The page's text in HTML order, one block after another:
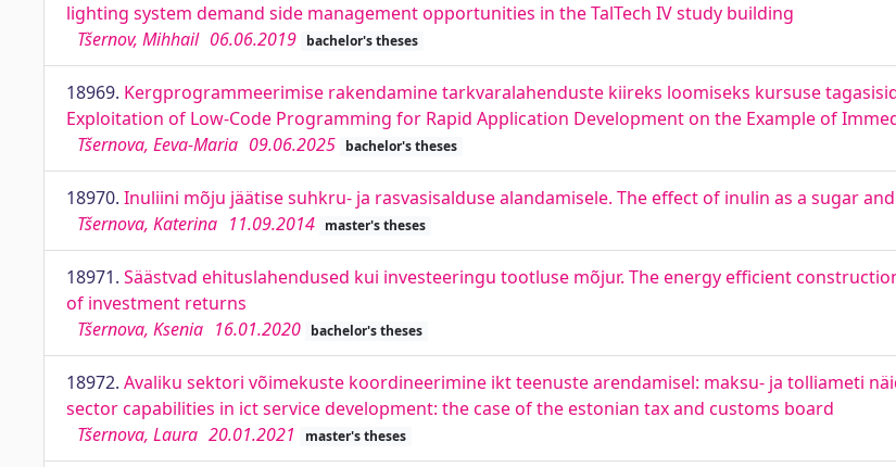
lighting system demand side management opportunities in the TalTech IV study building
Tšernov, Mihhail 06.06.2019 bachelor's theses
18969. Kergprogrammeerimise rakendamine tarkvaralahenduste kiireks loomiseks kursuse
Exploitation of Low-Code Programming for Rapid Application Development on the Example of
Tšernova, Eeva-Maria 09.06.2025 bachelor's theses
18970. Inuliini mõju jäätise suhkru- ja rasvasisalduse alandamisele. The effect of inulin as a sugar
Tšernova, Katerina 11.09.2014 master's theses
18971. Säästvad ehituslahendused kui investeeringu tootluse mõjur. The energy efficient
of investment returns
Tšernova, Ksenia 16.01.2020 bachelor's theses
18972. Avaliku sektori võimekuste koordineerimine ikt teenuste arendamisel: maksu- ja tolliameti
sector capabilities in ict service development: the case of the estonian tax and customs board
Tšernova, Laura 20.01.2021 master's theses